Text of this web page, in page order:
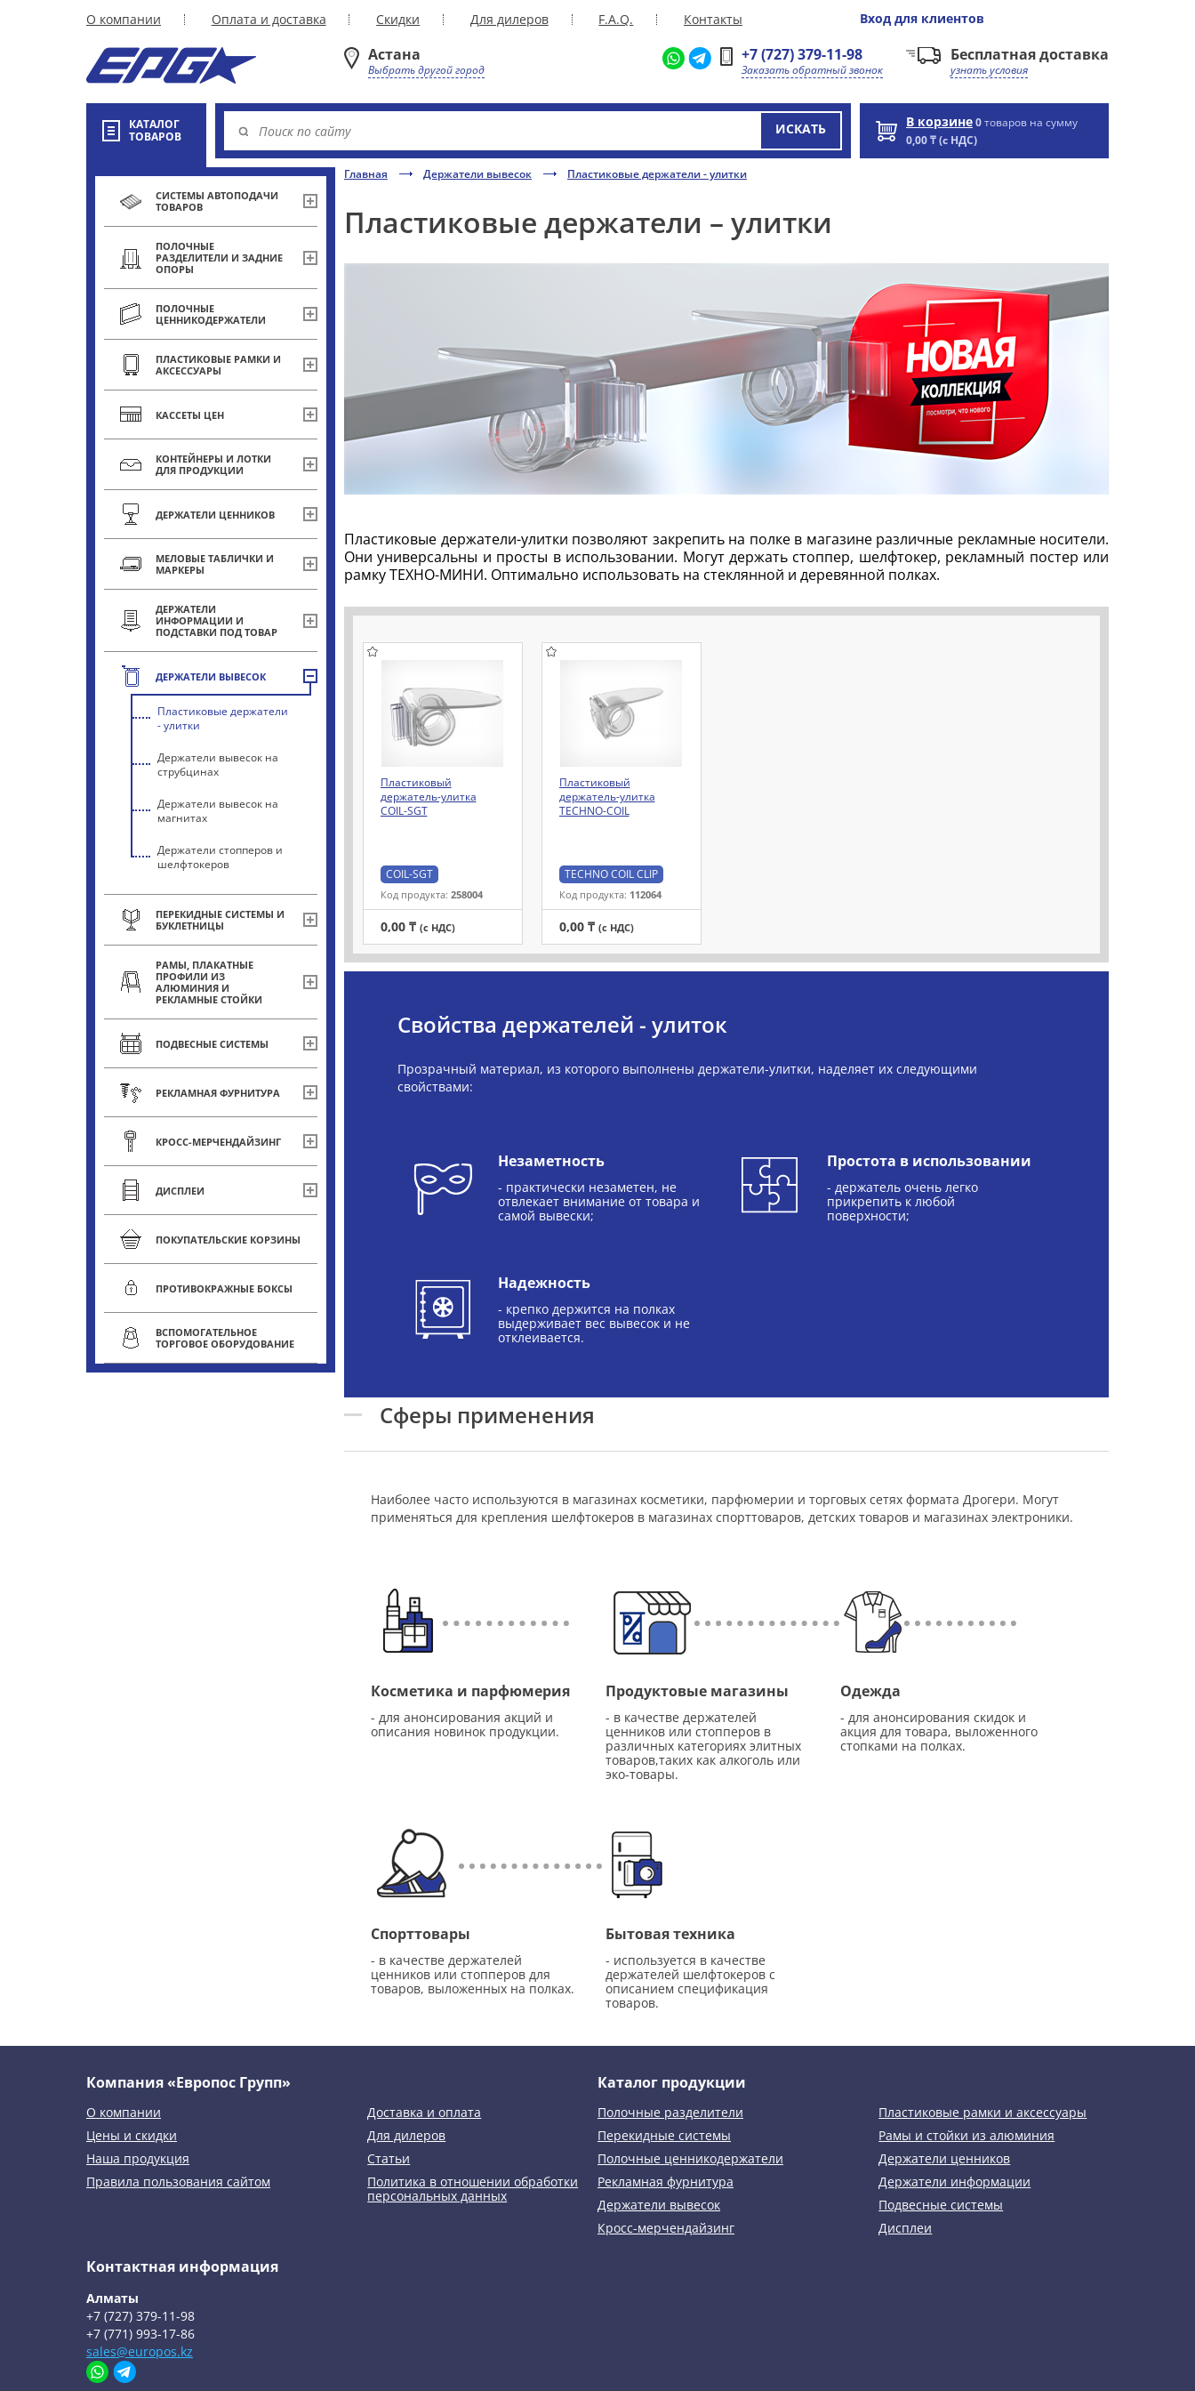
О компании Оплата и доставка Скидки Для дилеров F.A.Q. Контакты Вход для клиентов
Астана
Выбрать другой город
+7 (727) 379-11-98
Заказать обратный звонок
Бесплатная доставка
узнать условия
КАТАЛОГ
ТОВАРОВ
ИСКАТЬ В корзине0товаров на сумму
0,00 ₸ (с НДС)
СИСТЕМЫ АВТОПОДАЧИ
ТОВАРОВ
ПОЛОЧНЫЕ
РАЗДЕЛИТЕЛИ И ЗАДНИЕ
ОПОРЫ
ПОЛОЧНЫЕ
ЦЕННИКОДЕРЖАТЕЛИ
ПЛАСТИКОВЫЕ РАМКИ И
АКСЕССУАРЫ
КАССЕТЫ ЦЕН
КОНТЕЙНЕРЫ И ЛОТКИ
ДЛЯ ПРОДУКЦИИ
ДЕРЖАТЕЛИ ЦЕННИКОВ
МЕЛОВЫЕ ТАБЛИЧКИ И
МАРКЕРЫ
ДЕРЖАТЕЛИ
ИНФОРМАЦИИ И
ПОДСТАВКИ ПОД ТОВАР
ДЕРЖАТЕЛИ ВЫВЕСОК
Пластиковые держатели
- улитки
Держатели вывесок на
струбцинах
Держатели вывесок на
магнитах
Держатели стопперов и
шелфтокеров
ПЕРЕКИДНЫЕ СИСТЕМЫ И
БУКЛЕТНИЦЫ
РАМЫ, ПЛАКАТНЫЕ
ПРОФИЛИ ИЗ
АЛЮМИНИЯ И
РЕКЛАМНЫЕ СТОЙКИ
ПОДВЕСНЫЕ СИСТЕМЫ
РЕКЛАМНАЯ ФУРНИТУРА
КРОСС-МЕРЧЕНДАЙЗИНГ
ДИСПЛЕИ
ПОКУПАТЕЛЬСКИЕ КОРЗИНЫ
ПРОТИВОКРАЖНЫЕ БОКСЫ
ВСПОМОГАТЕЛЬНОЕ
ТОРГОВОЕ ОБОРУДОВАНИЕ
Главная Держатели вывесок Пластиковые держатели - улитки
Пластиковые держатели – улитки
Пластиковые держатели-улитки позволяют закрепить на полке в магазине различные рекламные носители.
Они универсальны и просты в использовании. Могут держать стоппер, шелфтокер, рекламный постер или
рамку ТЕХНО-МИНИ. Оптимально использовать на стеклянной и деревянной полках.
Пластиковый
держатель-улитка
COIL-SGT
COIL-SGT
Код продукта: 258004
0,00 ₸ (с НДС)
Пластиковый
держатель-улитка
TECHNO-COIL
TECHNO COIL CLIP
Код продукта: 112064
0,00 ₸ (с НДС)
Свойства держателей - улиток
Прозрачный материал, из которого выполнены держатели-улитки, наделяет их следующими
свойствами:
Незаметность
- практически незаметен, не
отвлекает внимание от товара и
самой вывески;
Простота в использовании
- держатель очень легко
прикрепить к любой
поверхности;
Надежность
- крепко держится на полках
выдерживает вес вывесок и не
отклеивается.
Сферы применения
Наиболее часто используются в магазинах косметики, парфюмерии и торговых сетях формата Дрогери. Могут
применяться для крепления шелфтокеров в магазинах спорттоваров, детских товаров и магазинах электроники.
Косметика и парфюмерия
- для анонсирования акций и
описания новинок продукции.
Продуктовые магазины
- в качестве держателей
ценников или стопперов в
различных категориях элитных
товаров,таких как алкоголь или
эко-товары.
Одежда
- для анонсирования скидок и
акция для товара, выложенного
стопками на полках.
Спорттовары
- в качестве держателей
ценников или стопперов для
товаров, выложенных на полках.
Бытовая техника
- используется в качестве
держателей шелфтокеров с
описанием спецификация
товаров.
Компания «Европос Групп»
О компании
Доставка и оплата
Цены и скидки
Для дилеров
Наша продукция
Статьи
Правила пользования сайтом
Политика в отношении обработки
персональных данных
Каталог продукции
Полочные разделители
Пластиковые рамки и аксессуары
Перекидные системы
Рамы и стойки из алюминия
Полочные ценникодержатели
Держатели ценников
Рекламная фурнитура
Держатели информации
Держатели вывесок
Подвесные системы
Кросс-мерчендайзинг
Дисплеи
Контактная информация
Алматы
+7 (727) 379-11-98
+7 (771) 993-17-86
sales@europos.kz